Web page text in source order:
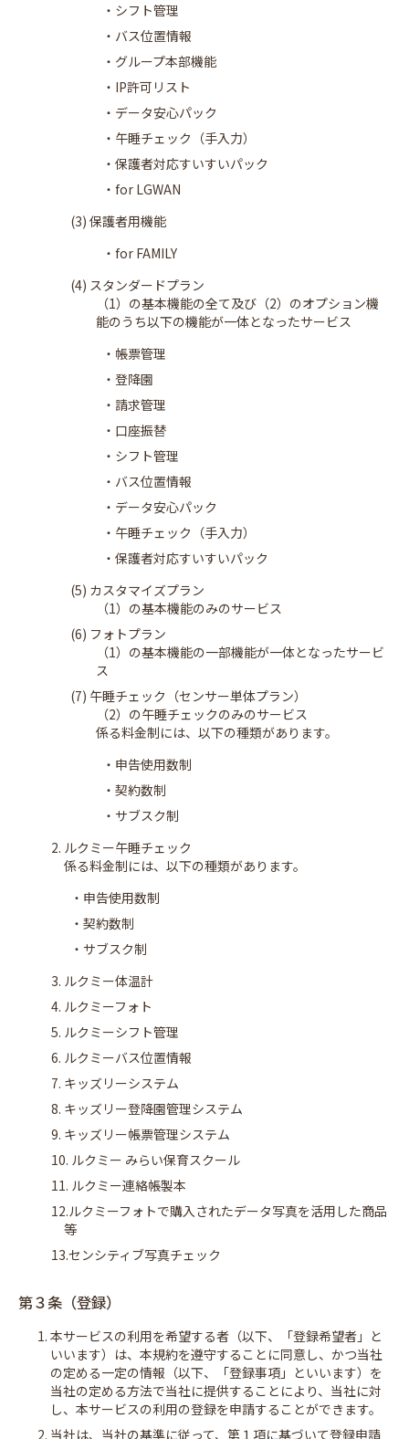
・シフト管理
・バス位置情報
・グループ本部機能
・IP許可リスト
・データ安心パック
・午睡チェック（手入力）
・保護者対応すいすいパック
・for LGWAN
(3) 保護者用機能
・for FAMILY
(4) スタンダードプラン
（1）の基本機能の全て及び（2）のオプション機
能のうち以下の機能が一体となったサービス
・帳票管理
・登降園
・請求管理
・口座振替
・シフト管理
・バス位置情報
・データ安心パック
・午睡チェック（手入力）
・保護者対応すいすいパック
(5) カスタマイズプラン
（1）の基本機能のみのサービス
(6) フォトプラン
（1）の基本機能の一部機能が一体となったサービ
ス
(7) 午睡チェック（センサー単体プラン）
（2）の午睡チェックのみのサービス
係る料金制には、以下の種類があります。
・申告使用数制
・契約数制
・サブスク制
2. ルクミー午睡チェック
係る料金制には、以下の種類があります。
・申告使用数制
・契約数制
・サブスク制
3. ルクミー体温計
4. ルクミーフォト
5. ルクミーシフト管理
6. ルクミーバス位置情報
7. キッズリーシステム
8. キッズリー登降園管理システム
9. キッズリー帳票管理システム
10. ルクミー みらい保育スクール
11. ルクミー連絡帳製本
12.ルクミーフォトで購入されたデータ写真を活用した商品
等
13.センシティブ写真チェック
第３条（登録）
1. 本サービスの利用を希望する者（以下、「登録希望者」と
いいます）は、本規約を遵守することに同意し、かつ当社
の定める一定の情報（以下、「登録事項」といいます）を
当社の定める方法で当社に提供することにより、当社に対
し、本サービスの利用の登録を申請することができます。
2. 当社は、当社の基準に従って、第１項に基づいて登録申請